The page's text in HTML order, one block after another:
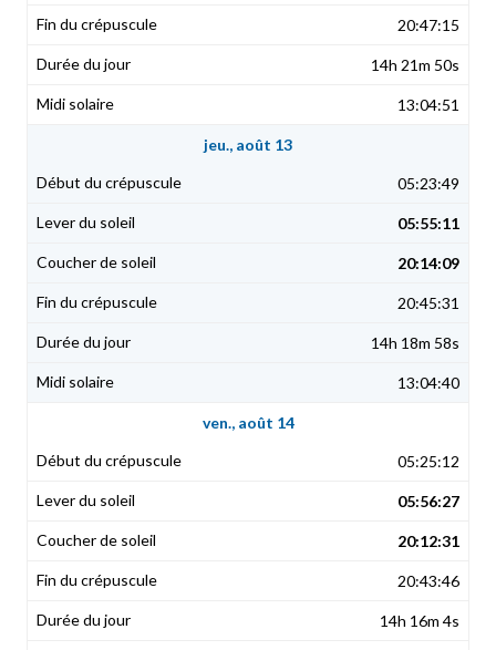
20:47:15
14h 21m 50s
13:04:51
jeu., août 13
05:23:49
05:55:11
20:14:09
20:45:31
14h 18m 58s
13:04:40
ven., août 14
05:25:12
05:56:27
20:12:31
20:43:46
14h 16m 4s